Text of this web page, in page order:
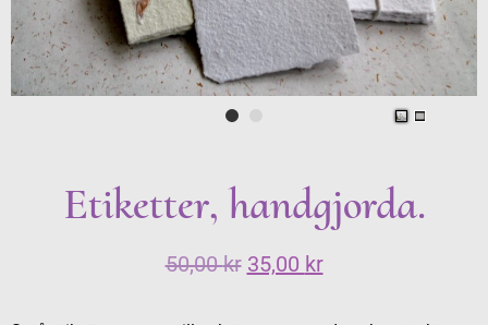
Etiketter, handgjorda.
50,00kr 35,00 kr